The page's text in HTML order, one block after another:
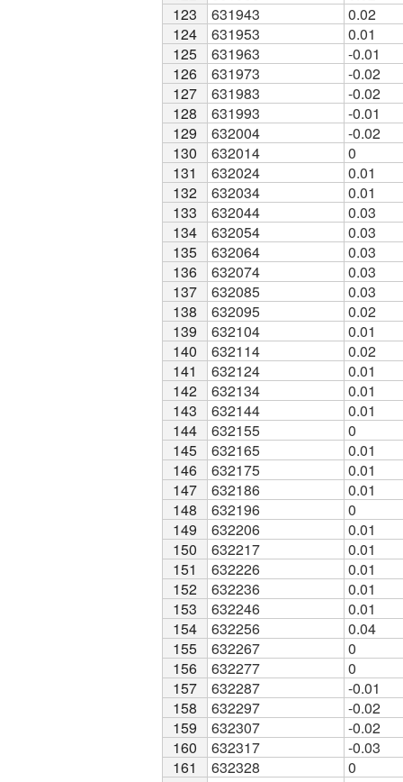
123
631943
0.02
124
631953
0.01
125
631963
-0.01
126
631973
-0.02
127
631983
-0.02
128
631993
-0.01
129
632004
-0.02
130
632014
0
131
632024
0.01
132
632034
0.01
133
632044
0.03
134
632054
0.03
135
632064
0.03
136
632074
0.03
137
632085
0.03
138
632095
0.02
139
632104
0.01
140
632114
0.02
141
632124
0.01
142
632134
0.01
143
632144
0.01
144
632155
0
145
632165
0.01
146
632175
0.01
147
632186
0.01
148
632196
0
149
632206
0.01
150
632217
0.01
151
632226
0.01
152
632236
0.01
153
632246
0.01
154
632256
0.04
155
632267
0
156
632277
0
157
632287
-0.01
158
632297
-0.02
159
632307
-0.02
160
632317
-0.03
161
632328
0
123
124
125
126
127
128
129
130
131
132
133
134
135
136
137
138
139
140
141
142
143
144
145
146
147
148
149
150
151
152
153
154
155
156
157
158
159
160
161